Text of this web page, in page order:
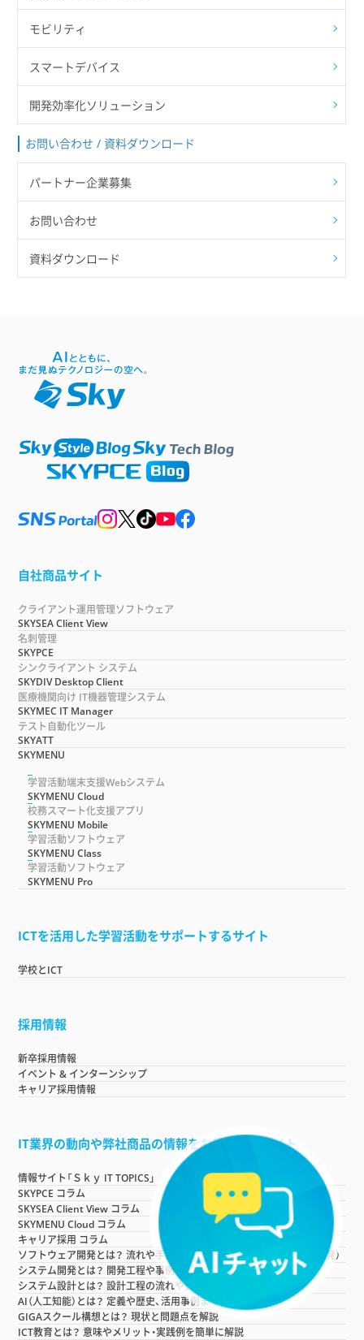
モビリティ
スマートデバイス
開発効率化ソリューション
お問い合わせ / 資料ダウンロード
パートナー企業募集
お問い合わせ
資料ダウンロード
自社商品サイト
クライアント運用管理ソフトウェア
SKYSEA Client View
名刺管理
SKYPCE
シンクライアント システム
SKYDIV Desktop Client
医療機関向け IT機器管理システム
SKYMEC IT Manager
テスト自動化ツール
SKYATT
SKYMENU
学習活動端末支援Webシステム
SKYMENU Cloud
校務スマート化支援アプリ
SKYMENU Mobile
学習活動ソフトウェア
SKYMENU Class
学習活動ソフトウェア
SKYMENU Pro
ICTを活用した学習活動をサポートするサイト
学校とICT
採用情報
新卒採用情報
イベント & インターンシップ
キャリア採用情報
IT業界の動向や弊社商品の情報をお届けするサイト
情報サイト「Ｓｋｙ IT TOPICS」
SKYPCE コラム
SKYSEA Client View コラム
SKYMENU Cloud コラム
キャリア採用 コラム
ソフトウェア開発とは？ 流れや手法などを詳しく紹介（ソフトウエア開発）
システム開発とは？ 開発工程や事例などを詳しく紹介
システム設計とは？ 設計工程の流れや失敗を防ぐポイントを紹介！
AI（人工知能）とは？ 定義や歴史、活用事例まで徹底解説
GIGAスクール構想とは？ 現状と問題点を解説
ICT教育とは？ 意味やメリット・実践例を簡単に解説